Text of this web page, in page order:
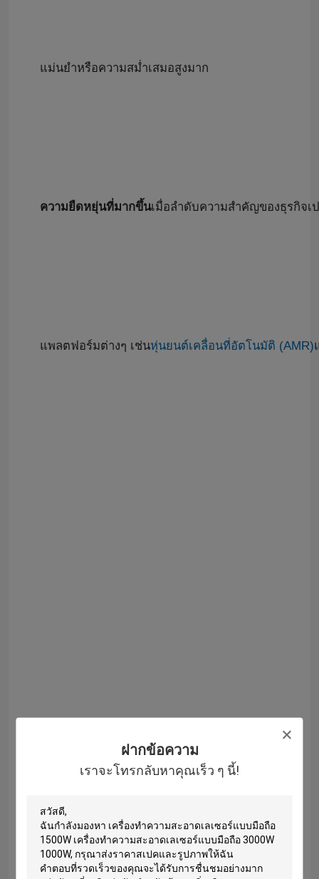
ฝากข้อความ
เราจะโทรกลับหาคุณเร็ว ๆ นี้!
แม่นยำหรือความสม่ำเสมอสูงมาก
ความยืดหยุ่นที่มากขึ้นเมื่อลำดับความสำคัญของธุรกิจ
แพลตฟอร์มต่างๆ เช่นหุ่นยนต์เคลื่อนที่อัตโนมัติ (AMR)